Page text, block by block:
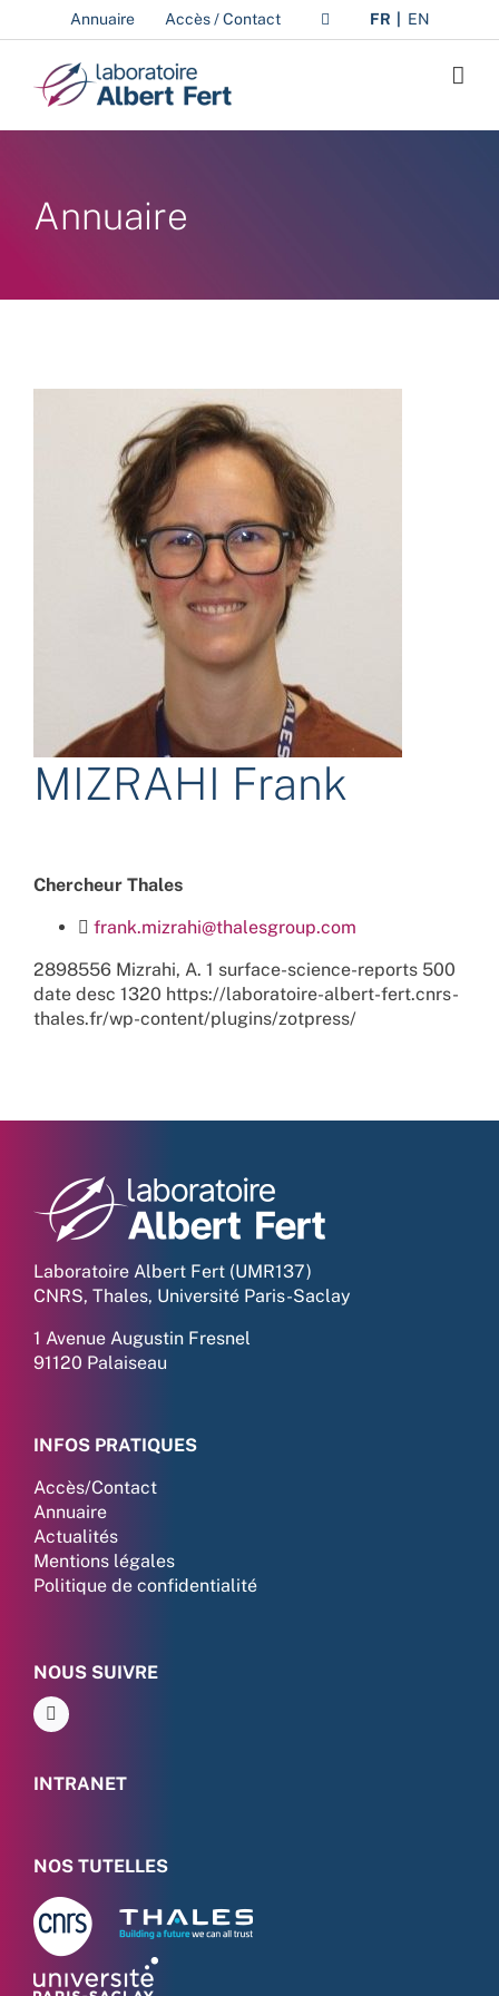
au
contenu
Annuaire Accès / Contact FR EN
Annuaire
MIZRAHI Frank
Chercheur Thales
frank.mizrahi@thalesgroup.com
2898556 Mizrahi, A. 1 surface-science-reports 500
date desc 1320 https://laboratoire-albert-fert.cnrs-
thales.fr/wp-content/plugins/zotpress/
Laboratoire Albert Fert (UMR137)
CNRS, Thales, Université Paris-Saclay
1 Avenue Augustin Fresnel
91120 Palaiseau
INFOS PRATIQUES
Accès/Contact
Annuaire
Actualités
Mentions légales
Politique de confidentialité
NOUS SUIVRE
INTRANET
NOS TUTELLES